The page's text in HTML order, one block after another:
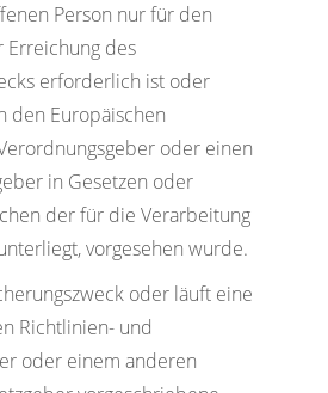
Person nur für den
Erreichung des
erforderlich ist oder
den Europäischen
oder einen
in Gesetzen oder
der für die Verarbeitung
vorgesehen wurde.
oder läuft eine
Richtlinien- und
oder einem anderen